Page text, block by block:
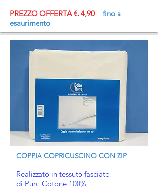
PREZZO OFFERTA €. 4,90
fino a
esaurimento
COPPIA COPRICUSCINO CON ZIP
Realizzato in tessuto fasciato
di Puro Cotone 100%